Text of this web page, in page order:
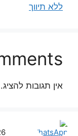
ללא תיווך
אין תגובות להציג.
* ©